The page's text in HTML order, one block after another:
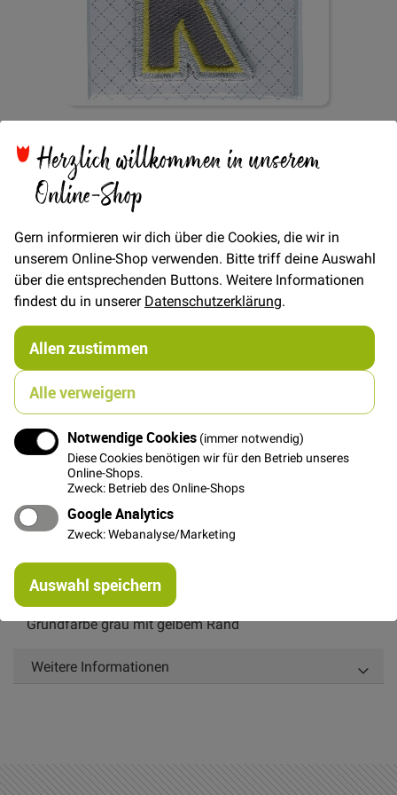
Herzlich willkommen in unserem
Online-Shop
Gern informieren wir dich über die Cookies, die wir in
unserem Online-Shop verwenden. Bitte triff deine Auswahl
über die entsprechenden Buttons. Weitere Informationen
findest du in unsererDatenschutzerklärung.
Allen zustimmen
Alle verweigern
Notwendige Cookies (immer notwendig)
Diese Cookies benötigen wir für den Betrieb unseres
Online-Shops.
Zweck: Betrieb des Online-Shops
Google Analytics
Zweck: Webanalyse/Marketing
Auswahl speichern
Zum
Anfang
springen
Aufbügler Buchstabe K
Verfügbarkeit Auf Lager
2,00 €
STÜCK
Menge
Details
Kunterbunte Buchstaben zum Aufbügeln um deinem
Projekt einen ganz persönlichen Charakter zu verleihen.
Maße: Höhe ca. 3,2 cm, Breite ca. 2,6 cm
Grundfarbe grau mit gelbem Rand
Weitere Informationen